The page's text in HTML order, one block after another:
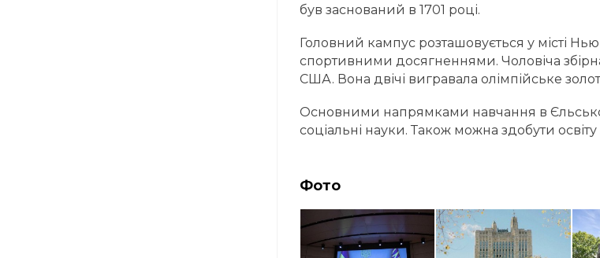
був заснований в 1701 році.
Головний кампус розташовується у місті
спортивними досягненнями. Чоловіча
США. Вона двічі вигравала олімпійське
Основними напрямками навчання в
соціальні науки. Також можна здобути
Фото